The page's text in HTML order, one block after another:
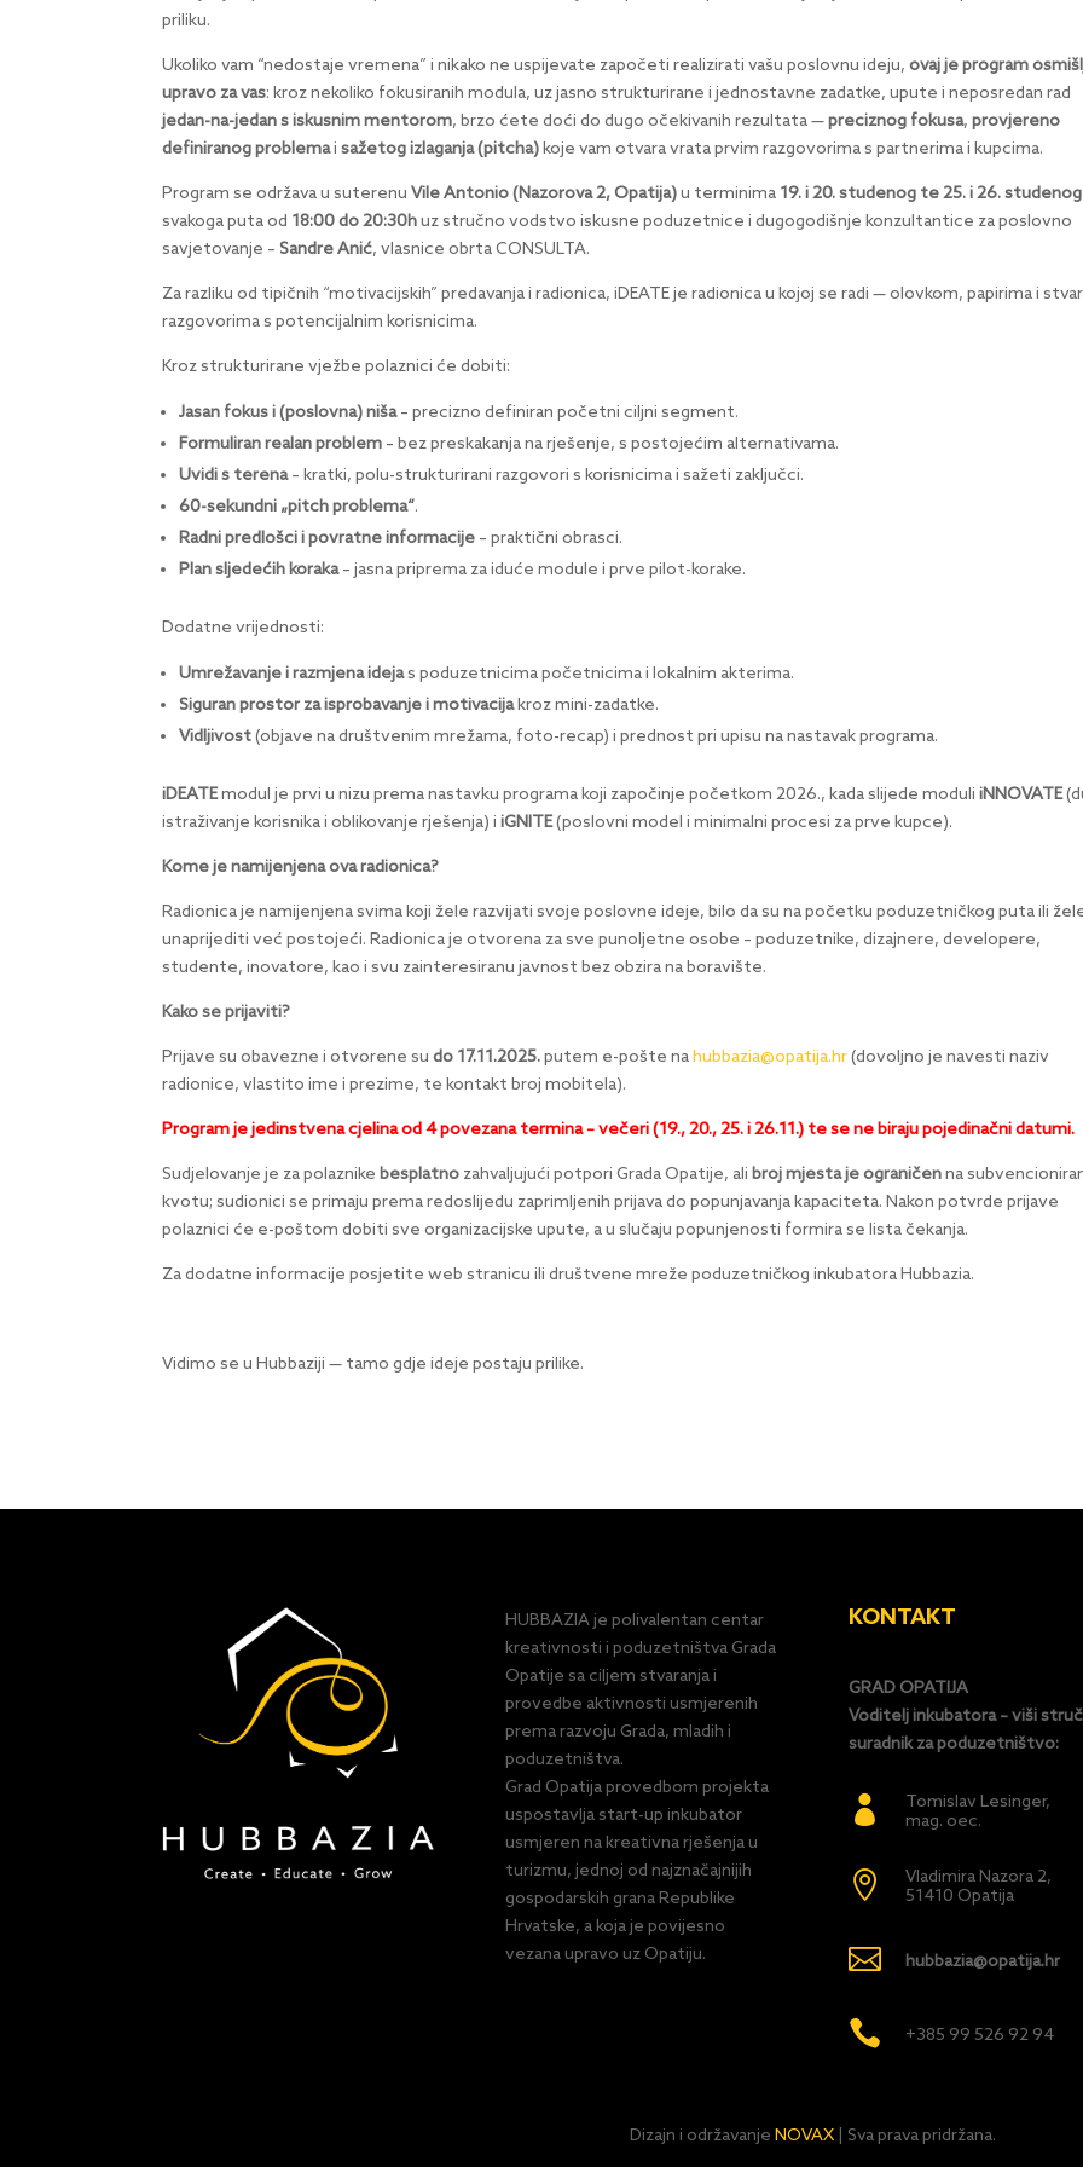
priliku.
Ukoliko vam “nedostaje vremena” i nikako ne uspijevate započeti realizirati vašu poslovnu ideju,ovaj je program
upravo za vas: kroz nekoliko fokusiranih modula, uz jasno strukturirane i jednostavne zadatke, upute i neposredan rad
jedan-na-jedan s iskusnim mentorom, brzo ćete doći do dugo očekivanih rezultata —preciznog fokusa,provjereno
definiranog problemaisažetog izlaganja (pitcha)koje vam otvara vrata prvim razgovorima s partnerima i kupcima.
Program se održava u suterenuVile Antonio (Nazorova 2, Opatija)u terminima 19. i 20. studenog te 25. i 26. studenog
svakoga puta od 18:00 do 20:30huz stručno vodstvo iskusne poduzetnice i dugogodišnje konzultantice za poslovno
savjetovanje –Sandre Anić, vlasnice obrta CONSULTA.
Za razliku od tipičnih “motivacijskih” predavanja i radionica, iDEATE je radionica u kojoj se radi — olovkom, papirima i
razgovorima s potencijalnim korisnicima.
Kroz strukturirane vježbe polaznici će dobiti:
Jasan fokus i (poslovna) niša– precizno definiran početni ciljni segment.
Formuliran realan problem – bez preskakanja na rješenje, s postojećim alternativama.
Uvidi s terena– kratki, polu-strukturirani razgovori s korisnicima i sažeti zaključci.
60-sekundni „pitch problema“.
Radni predlošci i povratne informacije – praktični obrasci.
Plan sljedećih koraka– jasna priprema za iduće module i prve pilot-korake.
Dodatne vrijednosti:
Umrežavanje i razmjena idejas poduzetnicima početnicima i lokalnim akterima.
Siguran prostor za isprobavanje i motivacijakroz mini-zadatke.
Vidljivost(objave na društvenim mrežama, foto-recap) i prednost pri upisu na nastavak programa.
iDEATEmodul je prvi u nizu prema nastavku programa koji započinje početkom 2026., kada slijede moduliiNNOVATE
istraživanje korisnika i oblikovanje rješenja) iiGNITE(poslovni model i minimalni procesi za prve kupce).
Kome je namijenjena ova radionica?
Radionica je namijenjena svima koji žele razvijati svoje poslovne ideje, bilo da su na početku poduzetničkog puta ili
unaprijediti već postojeći. Radionica je otvorena za sve punoljetne osobe – poduzetnike, dizajnere, developere,
studente, inovatore, kao i svu zainteresiranu javnost bez obzira na boravište.
Kako se prijaviti?
Prijave su obavezne i otvorene sudo 17.11.2025.putem e-pošte nahubbazia@opatija.hr(dovoljno je navesti naziv
radionice, vlastito ime i prezime, te kontakt broj mobitela).
Program je jedinstvena cjelina od 4 povezana termina – večeri (19., 20., 25. i 26.11.) te se ne biraju pojedinačni datumi.
Sudjelovanje je za polaznikebesplatno zahvaljujući potpori Grada Opatije, alibroj mjesta je ograničenna
kvotu; sudionici se primaju prema redoslijedu zaprimljenih prijava do popunjavanja kapaciteta. Nakon potvrde prijave
polaznici će e-poštom dobiti sve organizacijske upute, a u slučaju popunjenosti formira se lista čekanja.
Za dodatne informacije posjetite web stranicu ili društvene mreže poduzetničkog inkubatora Hubbazia.
Vidimo se u Hubbaziji — tamo gdje ideje postaju prilike.
HUBBAZIA je polivalentan centar
kreativnosti i poduzetništva Grada
Opatije sa ciljem stvaranja i
provedbe aktivnosti usmjerenih
prema razvoju Grada, mladih i
poduzetništva.
Grad Opatija provedbom projekta
uspostavlja start-up inkubator
usmjeren na kreativna rješenja u
turizmu, jednoj od najznačajnijih
gospodarskih grana Republike
Hrvatske, a koja je povijesno
vezana upravo uz Opatiju.
KONTAKT
GRAD OPATIJA
Voditelj inkubatora – viši
suradnik za poduzetništvo:

Tomislav Lesinger,
mag. oec.

Vladimira Nazora 2,
51410 Opatija
 hubbazia@opatija.hr
 +385 99 526 92 94
Dizajn i održavanje NOVAX| Sva prava pridržana.